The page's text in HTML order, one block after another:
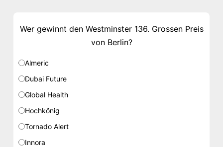
Wer gewinnt den Westminster 136. Grossen Preis
von Berlin?
Almeric
Dubai Future
Global Health
Hochkönig
Tornado Alert
Innora